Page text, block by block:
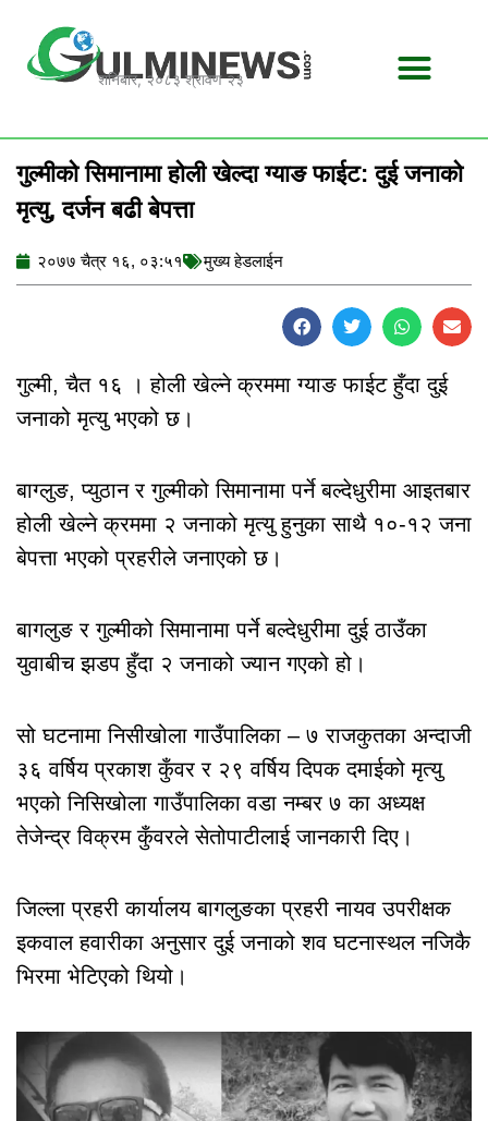
content
शनिबार, २०८३ श्रावण २३
गुल्मीको सिमानामा होली खेल्दा ग्याङ फाईट: दुई जनाको
मृत्यु, दर्जन बढी बेपत्ता
२०७७ चैत्र १६, ०३:५१ मुख्य हेडलाईन
गुल्मी, चैत १६ । होली खेल्ने क्रममा ग्याङ फाईट हुँदा दुई
जनाको मृत्यु भएको छ।
बाग्लुङ, प्युठान र गुल्मीको सिमानामा पर्ने बल्देधुरीमा आइतबार
होली खेल्ने क्रममा २ जनाको मृत्यु हुनुका साथै १०-१२ जना
बेपत्ता भएको प्रहरीले जनाएको छ।
बागलुङ र गुल्मीको सिमानामा पर्ने बल्देधुरीमा दुई ठाउँका
युवाबीच झडप हुँदा २ जनाको ज्यान गएको हो।
सो घटनामा निसीखोला गाउँपालिका – ७ राजकुतका अन्दाजी
३६ वर्षिय प्रकाश कुँवर र २९ वर्षिय दिपक दमाईको मृत्यु
भएको निसिखोला गाउँपालिका वडा नम्बर ७ का अध्यक्ष
तेजेन्द्र विक्रम कुँवरले सेतोपाटीलाई जानकारी दिए।
जिल्ला प्रहरी कार्यालय बागलुङका प्रहरी नायव उपरीक्षक
इकवाल हवारीका अनुसार दुई जनाको शव घटनास्थल नजिकै
भिरमा भेटिएको थियो।